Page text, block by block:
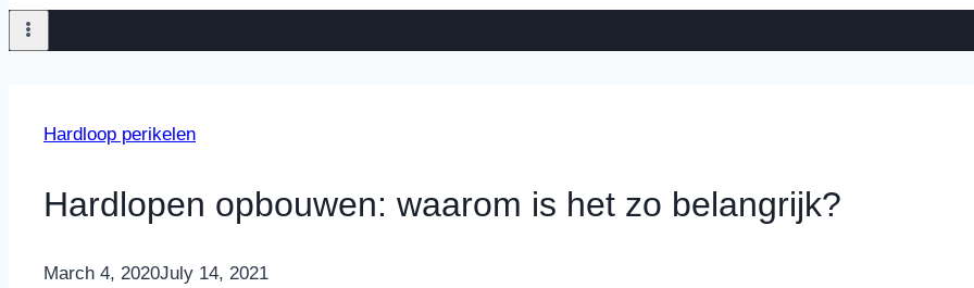
Hardloop perikelen
Hardlopen opbouwen: waarom is het zo belangrijk?
ByNicole
March 4, 2020July 14, 2021